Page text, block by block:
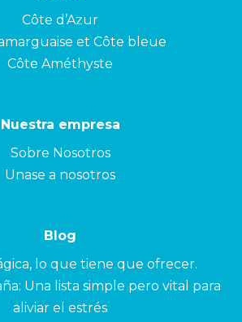
Côte d’Azur
et Côte bleue
Côte Améthyste
Nuestra empresa
Sobre Nosotros
Unase a nosotros
Blog
lo que tiene que ofrecer.
Una lista simple pero vital para
aliviar el estrés